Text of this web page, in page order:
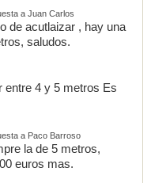
Mont en respuesta a Juan Carlos
de acutlaizar , hay una
saludos.
entre 4 y 5 metros Es
Mont en respuesta a Paco Barroso
la de 5 metros,
euros mas.